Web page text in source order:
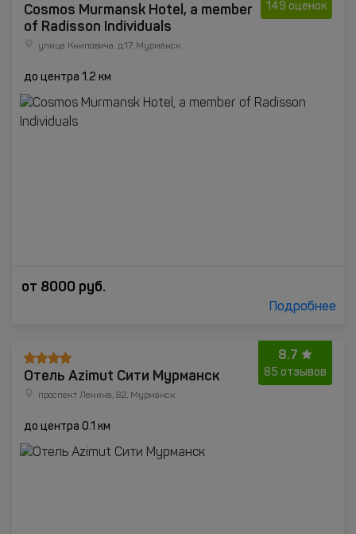
149 оценок
Cosmos Murmansk Hotel, a member
of Radisson Individuals
улица Книповича, д.17, Мурманск
до центра 1.2 км
от 8000 руб.
Подробнее
8.7
85 отзывов
Отель Azimut Сити Мурманск
проспект Ленина, 82, Мурманск
до центра 0.1 км